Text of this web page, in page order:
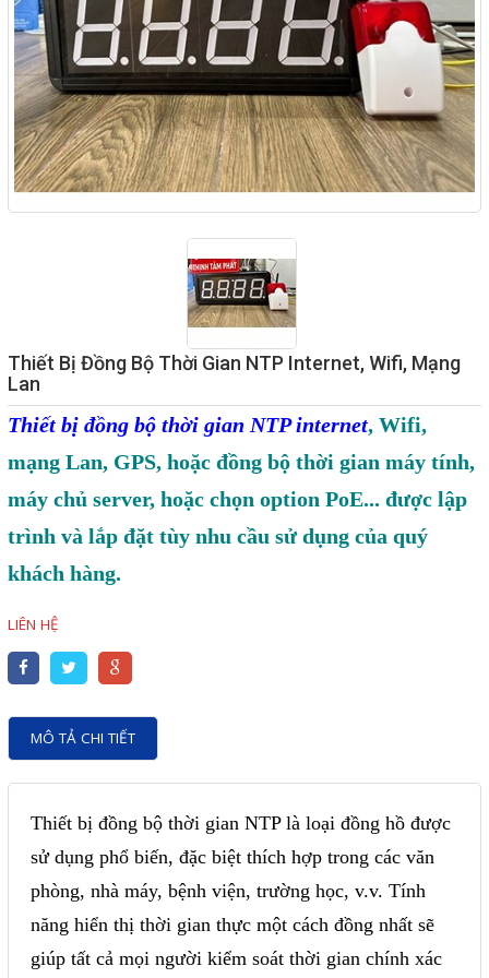
Thiết Bị Đồng Bộ Thời Gian NTP Internet, Wifi, Mạng
Lan
Thiết bị đồng bộ thời gian NTP internet, Wifi,
mạng Lan, GPS, hoặc đồng bộ thời gian máy tính,
máy chủ server, hoặc chọn option PoE... được lập
trình và lắp đặt tùy nhu cầu sử dụng của quý
khách hàng.
LIÊN HỆ
MÔ TẢ CHI TIẾT
Thiết bị đồng bộ thời gian NTP là loại đồng hồ được
sử dụng phổ biến, đặc biệt thích hợp trong các văn
phòng, nhà máy, bệnh viện, trường học, v.v. Tính
năng hiển thị thời gian thực một cách đồng nhất sẽ
giúp tất cả mọi người kiểm soát thời gian chính xác
Giải pháp quản lý bằng mã
vạch
Bảng LED điện tử
Bảng điện tử năng suất
Bảng Led hiển thị nhiệt độ
Đồng hồ thời gian thực
PLC - Bộ lập trình PLC
Biến tần
Máy tính công nghiệp
Motor Servo / Driver Servo
Cáp lập trình PLC - HMI -
Servo
truyền và lưu trữ dữ liệu
Thiết bị điều khiển và giám
sát
Thiết bị đo lường - Cảm biến
Bộ đếm - Bộ hẹn giờ
Đồng hồ đo đa năng